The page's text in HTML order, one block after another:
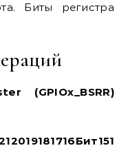
Биты регистра
(GPIOx_BSRR)
2019181716Бит1514